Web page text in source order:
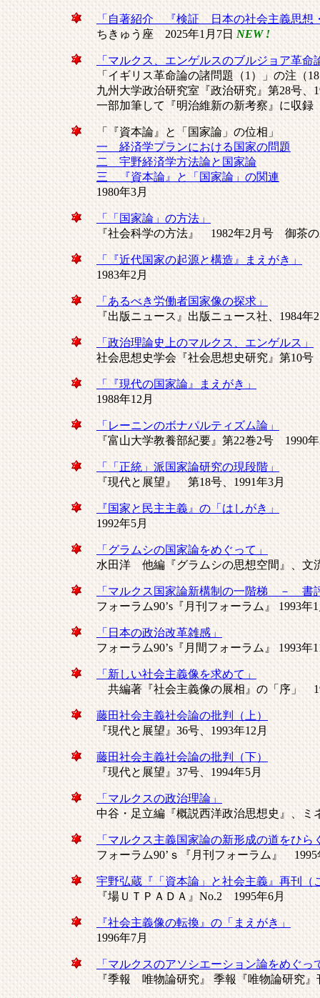
「自著紹介 『検証 日本の社会主義思
ちきゅう座 2025年1月7日 NEW !
「マルクス、エンゲルスのブルジョア革命
「イギリス革命論の諸問題（1）」の注（
九州大学政治研究室『政治研究』第28号、
一部加筆して『明治維新の新考察』に収録
「『資本論』と「国家論」の位相」
一 経済学プランにおける国家の問題
二 宇野経済学方法論と国家論
三 『資本論』と「国家論」の関連
1980年3月
「「国家論」の方法」
『社会科学の方法』 1982年2月号 御茶
「『近代国家の起源と構造』まえがき」
1983年2月
「あるべき労働者国家像の探求」
『出版ニュース』出版ニュース社、1984年
「政治理論史上のマルクス、エンゲルス」
社会思想史学会『社会思想史研究』第10
「『現代の国家論』まえがき」
1988年12月
「レーニンのボナパルティズム論」
『富山大学教養部紀要』第22巻2号 1990
「「正統」派国家論研究の現段階」
『現代と展望』 第18号、1991年3月
『国家と民主主義』の「はしがき」
1992年5月
「グラムシの国家論をめぐって」
水田洋 他編『グラムシの思想空間』、文
「マルクス国家論新構制の一階梯 － 書
フォーラム90’s『月刊フォーラム』 1993年
「日本の政治改革雑感」
フォーラム90’s『月間フォーラム』 1993年
「新しい社会主義像を求めて」
共編著『社会主義像の展相』の「序」
藤田社会主義社会論の批判（上）
『現代と展望』36号、1993年12月
藤田社会主義社会論の批判（下）
『現代と展望』37号、1994年5月
「マルクスの政治理論」
中谷・足立編『概説西洋政治思想史』、ミ
「マルクス主義国家論の新形成の道をひ
フォーラム90’ｓ『月刊フォーラム』 1995
宇野弘蔵『「資本論」と社会主義』再刊（
『場ＵＴＰＡＤＡ』No.2 1995年6月
『社会主義像の転換』の「まえがき」
1996年7月
「マルクスのアソシエーション論をめぐっ
『季報 唯物論研究』 季報『唯物論研究